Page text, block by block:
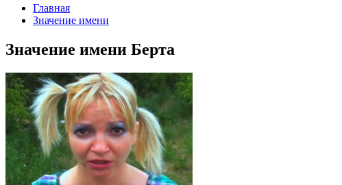
Главная
Значение имени
Значение имени Берта